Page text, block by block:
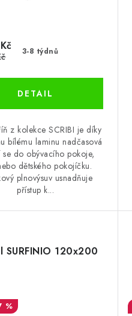
3-8 týdnů
z kolekce SCRIBI je díky
bílému laminu nadčasová
se do obývacího pokoje,
dětského pokojíčku.
plnovýsuv usnadňuje
přístup k...
SURFINIO 120x200
%